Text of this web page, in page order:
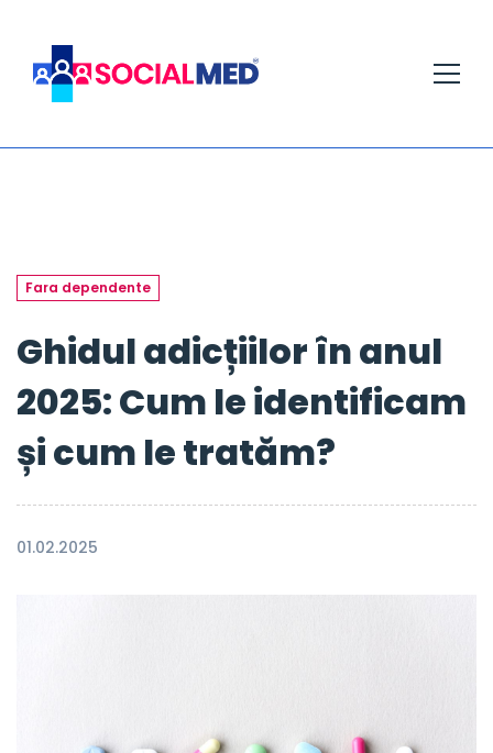
Fara dependente
Ghidul adicțiilor în anul
2025: Cum le identificam
și cum le tratăm?
01.02.2025